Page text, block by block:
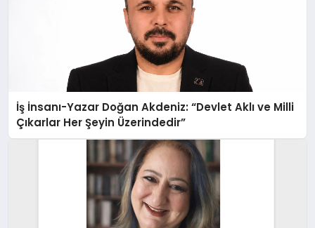
İş İnsanı-Yazar Doğan Akdeniz: “Devlet Aklı ve Milli
Çıkarlar Her Şeyin Üzerindedir”